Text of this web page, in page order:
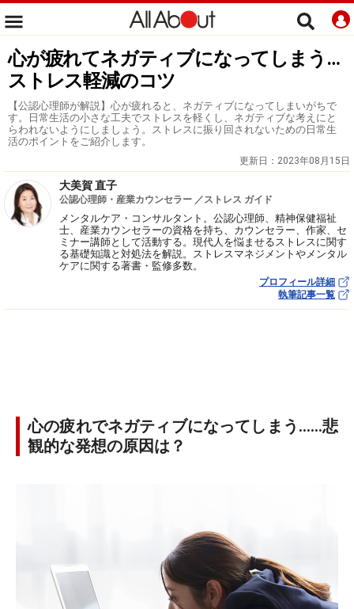
心が疲れてネガティブになってしまう…
ストレス軽減のコツ
【公認心理師が解説】心が疲れると、ネガティブになってしまいがちで
す。日常生活の小さな工夫でストレスを軽くし、ネガティブな考えにと
らわれないようにしましょう。ストレスに振り回されないための日常生
活のポイントをご紹介します。
更新日： 2023年08月15日
大美賀 直子
公認心理師・産業カウンセラー ／ストレス ガイド
メンタルケア・コンサルタント。公認心理師、精神保健福祉
士、産業カウンセラーの資格を持ち、カウンセラー、作家、セ
ミナー講師として活動する。現代人を悩ませるストレスに関す
る基礎知識と対処法を解説。ストレスマネジメントやメンタル
ケアに関する著書・監修多数。
プロフィール詳細
執筆記事一覧
心の疲れでネガティブになってしまう……悲
観的な発想の原因は？